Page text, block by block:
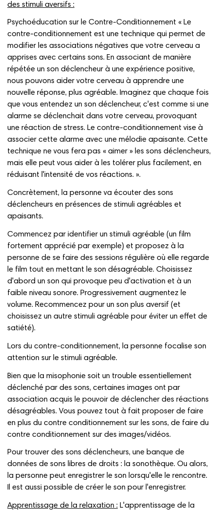
des stimuli aversifs :
Psychoéducation sur le Contre-Conditionnement « Le
contre-conditionnement est une technique qui permet de
modifier les associations négatives que votre cerveau a
apprises avec certains sons. En associant de manière
répétée un son déclencheur à une expérience positive,
nous pouvons aider votre cerveau à apprendre une
nouvelle réponse, plus agréable. Imaginez que chaque fois
que vous entendez un son déclencheur, c'est comme si une
alarme se déclenchait dans votre cerveau, provoquant
une réaction de stress. Le contre-conditionnement vise à
associer cette alarme avec une mélodie apaisante. Cette
technique ne vous fera pas « aimer » les sons déclencheurs,
mais elle peut vous aider à les tolérer plus facilement, en
réduisant l'intensité de vos réactions. ».
Concrètement, la personne va écouter des sons
déclencheurs en présences de stimuli agréables et
apaisants.
Commencez par identifier un stimuli agréable (un film
fortement apprécié par exemple) et proposez à la
personne de se faire des sessions régulière où elle regarde
le film tout en mettant le son désagréable. Choisissez
d'abord un son qui provoque peu d'activation et à un
faible niveau sonore. Progressivement augmentez le
volume. Recommencez pour un son plus aversif (et
choisissez un autre stimuli agréable pour éviter un effet de
satiété).
Lors du contre-conditionnement, la personne focalise son
attention sur le stimuli agréable.
Bien que la misophonie soit un trouble essentiellement
déclenché par des sons, certaines images ont par
association acquis le pouvoir de déclencher des réactions
désagréables. Vous pouvez tout à fait proposer de faire
en plus du contre conditionnement sur les sons, de faire du
contre conditionnement sur des images/vidéos.
Pour trouver des sons déclencheurs, une banque de
données de sons libres de droits : la sonothèque. Ou alors,
la personne peut enregistrer le son lorsqu'elle le rencontre.
Il est aussi possible de créer le son pour l'enregistrer.
Apprentissage de la relaxation : L'apprentissage de la